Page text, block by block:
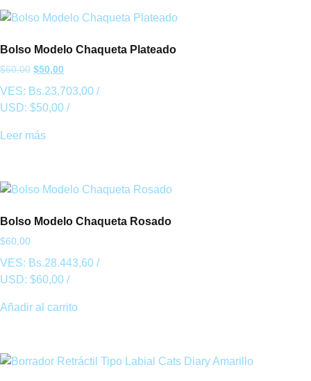
Bolso Modelo Chaqueta Plateado
$60,00 $50,00
VES: Bs.23.703,00 /
USD: $50,00 /
Leer más
Bolso Modelo Chaqueta Rosado
$60,00
VES: Bs.28.443,60 /
USD: $60,00 /
Añadir al carrito